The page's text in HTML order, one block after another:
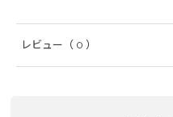
レビュー （ 0 ）